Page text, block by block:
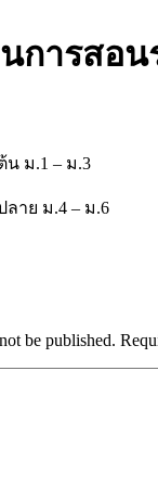
นการสอ
ม.1 – ม.3
าย ม.4 – ม.6
be published.